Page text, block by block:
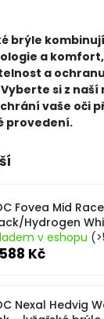
brýle
a
a
si z
vaše oči
provedení.
Fovea Mid
Hydrogen
v eshopu
Kč
Nexal Hedvig